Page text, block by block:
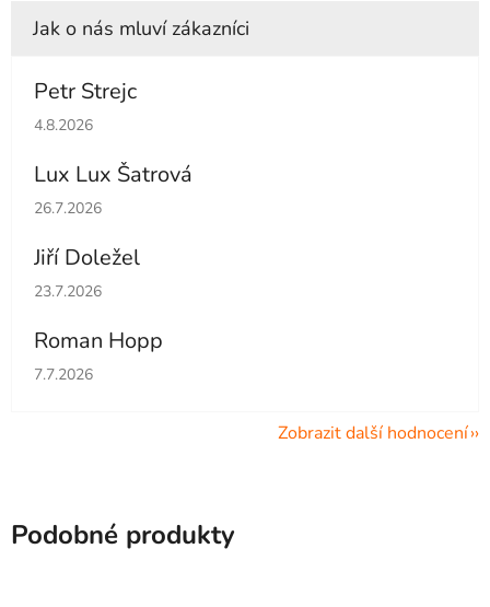
Petr Strejc
Hodnocení obchodu je 5 z 5 hvězdiček.
4.8.2026
Lux Lux Šatrová
Hodnocení obchodu je 5 z 5 hvězdiček.
26.7.2026
Jiří Doležel
Hodnocení obchodu je 5 z 5 hvězdiček.
23.7.2026
Roman Hopp
Hodnocení obchodu je 5 z 5 hvězdiček.
7.7.2026
Zobrazit další hodnocení
Podobné produkty